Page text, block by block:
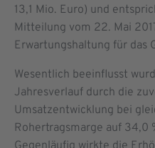
13,1 Mio. Euro) und
Mitteilung vom 22. Mai
Erwartungshaltung für das
Wesentlich beeinflusst
Jahresverlauf durch die
Umsatzentwicklung bei
Rohertragsmarge auf 34,0